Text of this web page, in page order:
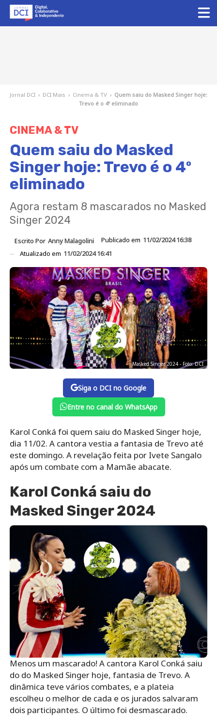
Jornal DCI › DCI Mais › Cinema & TV › Quem saiu do Masked Singer hoje:
Trevo é o 4º eliminado
CINEMA & TV
Quem saiu do Masked
Singer hoje: Trevo é o 4º
eliminado
Agora restam 8 mascarados no Masked
Singer 2024
Escrito Por Anny Malagolini Publicado em 11/02/2024 16:38
Atualizado em 11/02/2024 16:41
Masked Singer 2024 - Foto: DCI
Siga o DCI no Google
Entre no canal do WhatsApp
Karol Conká foi quem saiu do Masked Singer hoje,
dia 11/02. A cantora vestia a fantasia de Trevo até
este domingo. A revelação feita por Ivete Sangalo
após um combate com a Mamãe abacate.
Karol Conká saiu do
Masked Singer 2024
Menos um mascarado! A cantora Karol Conká saiu
do do Masked Singer hoje, fantasia de Trevo. A
dinâmica teve vários combates, e a plateia
escolheu o melhor de cada e os jurados salvaram
dois participantes. O último foi desmascarado.